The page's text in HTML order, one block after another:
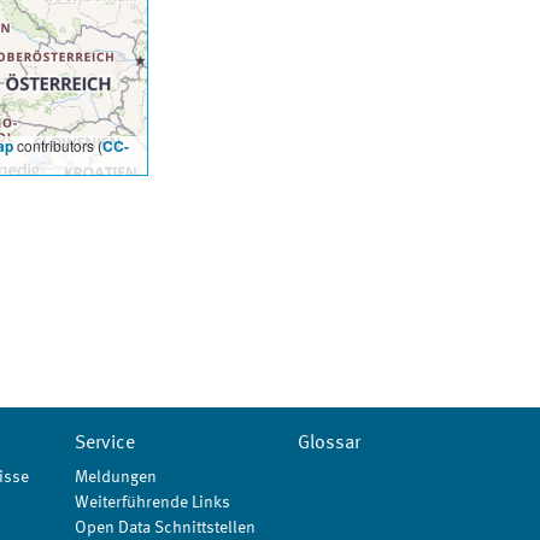
contributors (CC-
Service
Meldungen
Weiterführende Links
Open Data Schnittstellen
Glossar